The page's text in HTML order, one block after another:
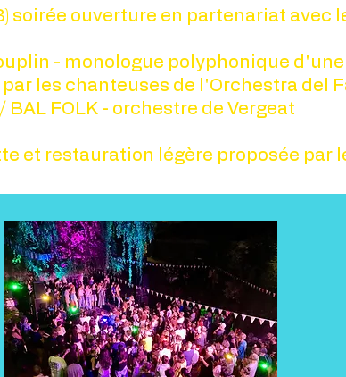
soirée ouverture en partenariat avec
- monologue polyphonique
par les chanteuses de l'Orchestra del
BAL FOLK - orchestre de Vergeat
et restauration légère proposée par